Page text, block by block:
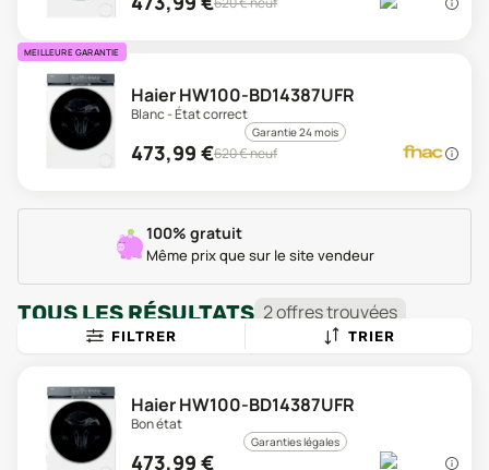
MEILLEURE GARANTIE
Haier HW100-BD14387UFR
Blanc - État correct
Garantie 24 mois
473,99 €620€ neuf
100% gratuit
Même prix que sur le site vendeur
TOUS LES RÉSULTATS 2offrestrouvées
FILTRER TRIER
Haier HW100-BD14387UFR
Bon état
Garanties légales
473,99 €